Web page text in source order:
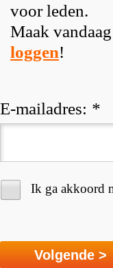
voor leden.
Maak
loggen!
E-mailadres: *
Ik ga akkoord